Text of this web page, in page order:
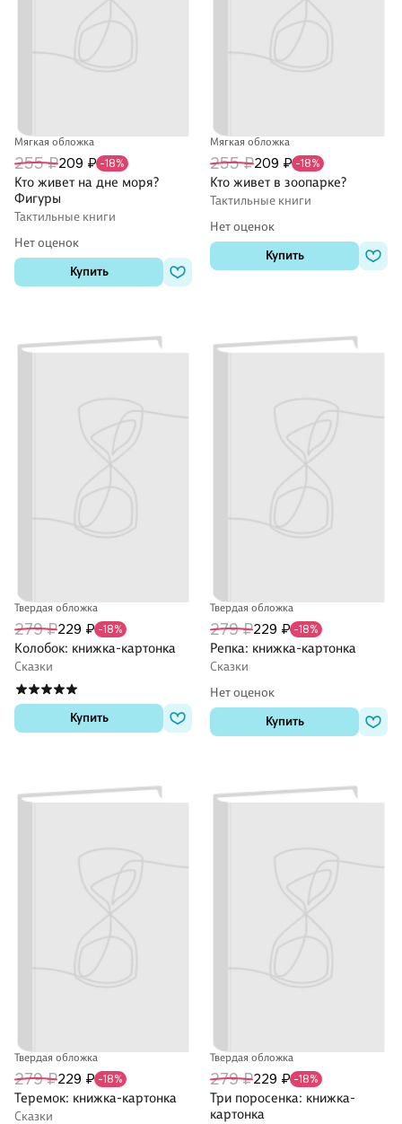
Мягкая обложка
255 ₽209 ₽ -18%
Кто живет на дне моря?
Фигуры
Тактильные книги
Нет оценок
Купить
Мягкая обложка
255 ₽209 ₽ -18%
Кто живет в зоопарке?
Тактильные книги
Нет оценок
Купить
Твердая обложка
279 ₽229 ₽ -18%
Колобок: книжка-картонка
Сказки
Купить
Твердая обложка
279 ₽229 ₽ -18%
Репка: книжка-картонка
Сказки
Нет оценок
Купить
Твердая обложка
279 ₽229 ₽ -18%
Теремок: книжка-картонка
Сказки
Твердая обложка
279 ₽229 ₽ -18%
Три поросенка: книжка-
картонка